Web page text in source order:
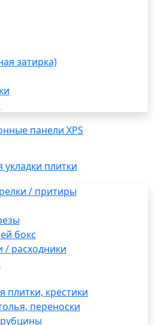
затирка)
панели XPS
плитки
/ притиры
бокс
/ расходники
плитки, крестики
переноски